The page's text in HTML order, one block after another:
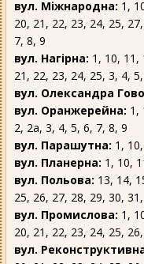
вул. Міжнародна: 1,
20, 21, 22, 23, 24, 25,
7, 8, 9
вул. Нагірна: 1, 10, 11,
21, 22, 23, 24, 25, 3, 4,
вул. Олександра
вул. Оранжерейна: 1,
2, 2а, 3, 4, 5, 6, 7, 8, 9
вул. Парашутна: 1,
вул. Планерна: 1, 10,
вул. Польова: 13, 14,
25, 26, 27, 28, 29, 30,
вул. Промислова: 1,
20, 21, 22, 23, 24, 25,
вул.